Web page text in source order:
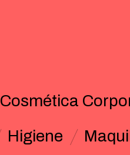
Cosmética
Higiene